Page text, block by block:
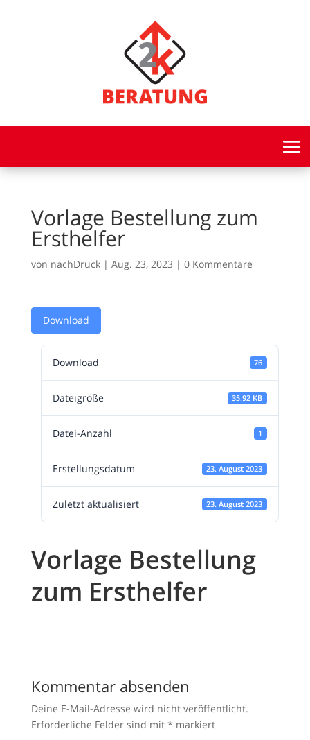
Vorlage Bestellung zum
Ersthelfer
von nachDruck| Aug. 23, 2023 | 0 Kommentare
Download
Download 76
Dateigröße 35.92 KB
Datei-Anzahl 1
Erstellungsdatum 23. August 2023
Zuletzt aktualisiert 23. August 2023
Vorlage Bestellung
zum Ersthelfer
Kommentar absenden
Deine E-Mail-Adresse wird nicht veröffentlicht.
Erforderliche Felder sind mit * markiert